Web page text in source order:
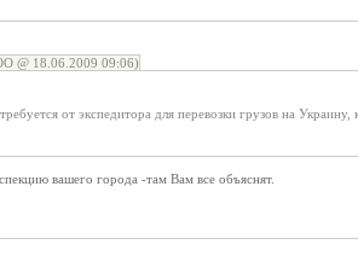
@ 18.06.2009 09:06)
от экспедитора для перевозки грузов на Украину,
вашего города -там Вам все объяснят.